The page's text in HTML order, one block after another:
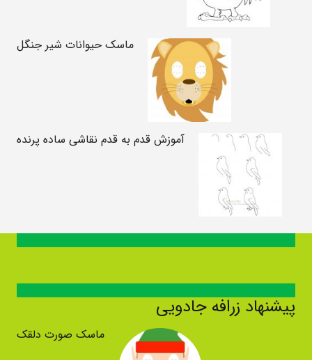
ماسک حیوانات شیر جنگل
آموزش قدم به قدم نقاشی ساده پرنده
پیشنهاد زرافه جادویی
ماسک صورت دلقک